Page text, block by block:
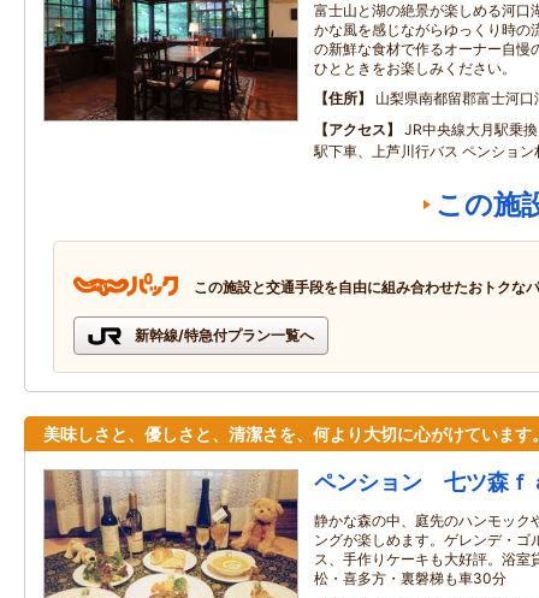
富士山と湖の絶景が楽しめる河口
かな風を感じながらゆっくり時の
の新鮮な食材で作るオーナー自慢
ひとときをお楽しみください。
住所
山梨県南都留郡富士河
アクセス
JR中央線大月駅乗
駅下車、上芦川行バス ペンショ
この施
この施設と交通手段を自由に組み合わせたおトクな
新幹線/特急付プラン一覧へ
美味しさと、優しさと、清潔さを、何より大切に心がけています
ペンション 七ツ森ｆ
静かな森の中、庭先のハンモック
ングが楽しめます。ゲレンデ・ゴ
ス、手作りケーキも大好評。浴
松・喜多方・裏磐梯も車30分